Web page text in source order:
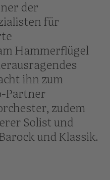
der
für
Hammerflügel
ihn zum
Partner
zudem
Solist und
und Klassik.